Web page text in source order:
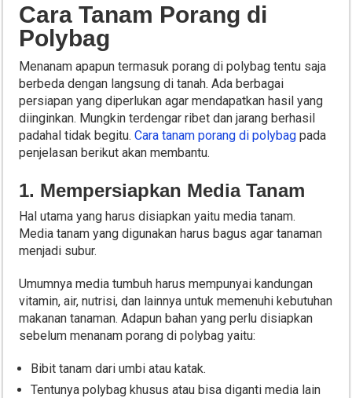
Cara Tanam Porang di
Polybag
Menanam apapun termasuk porang di polybag tentu saja
berbeda dengan langsung di tanah. Ada berbagai
persiapan yang diperlukan agar mendapatkan hasil yang
diinginkan. Mungkin terdengar ribet dan jarang berhasil
padahal tidak begitu.Cara tanam porang di polybag pada
penjelasan berikut akan membantu.
1. Mempersiapkan Media Tanam
Hal utama yang harus disiapkan yaitu media tanam.
Media tanam yang digunakan harus bagus agar tanaman
menjadi subur.
Umumnya media tumbuh harus mempunyai kandungan
vitamin, air, nutrisi, dan lainnya untuk memenuhi kebutuhan
makanan tanaman. Adapun bahan yang perlu disiapkan
sebelum menanam porang di polybag yaitu:
Bibit tanam dari umbi atau katak.
Tentunya polybag khusus atau bisa diganti media lain